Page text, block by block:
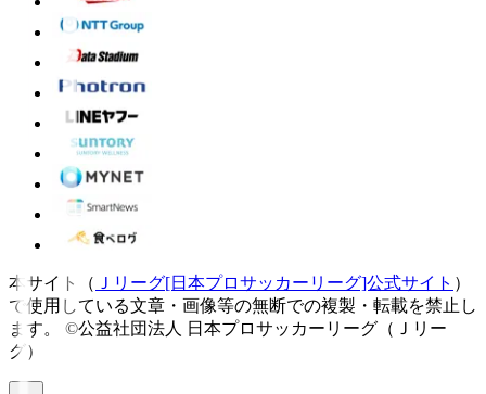
本サイト（ Ｊリーグ[日本プロサッカーリーグ]公式サイト ）
で使用している文章・画像等の無断での複製・転載を禁止し
ます。
©公益社団法人 日本プロサッカーリーグ（Ｊリー
グ）